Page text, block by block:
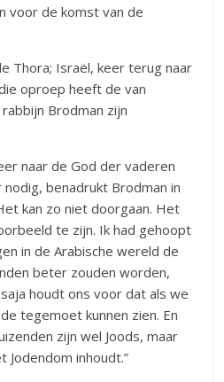
voor de komst van de
Thora; Israël, keer terug naar
oproep heeft de van
Brodman zijn
naar de God der vaderen
benadrukt Brodman in
kan zo niet doorgaan. Het
te zijn. Ik had gehoopt
in de Arabische wereld de
beter zouden worden,
houdt ons voor dat als we
tegemoet kunnen zien. En
zijn wel Joods, maar
Jodendom inhoudt.”